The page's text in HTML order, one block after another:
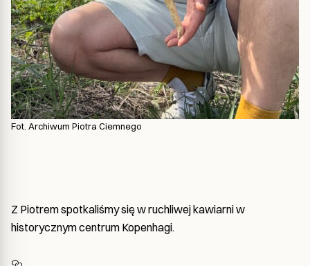
Fot. Archiwum Piotra Ciemnego
Z Piotrem spotkaliśmy się w ruchliwej kawiarni w
historycznym centrum Kopenhagi.